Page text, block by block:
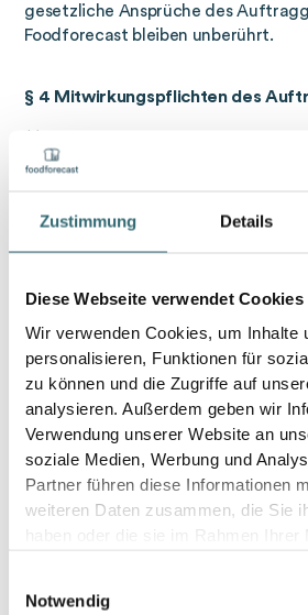
Zustimmung Details
Diese Webseite verwendet Cookies
Wir verwenden Cookies, um Inhalte
personalisieren, Funktionen für
zu können und die Zugriffe auf
analysieren. Außerdem geben wir
Verwendung unserer Website an
soziale Medien, Werbung und
Partner führen diese Informationen
weiteren Daten zusammen, die Sie
Notwendig
gesetzliche Ansprüche des
Foodforecast bleiben unberührt.
§ 4 Mitwirkungspflichten des
Sorge zu tragen, dass Foodforecast
und Unterlagen entsprechend der
(nachfolgend „Daten“ genannt)
(2) Der Auftraggeber wird
Vorgängen und Umständen in
die Leistungserbringung von
oder mittelbar von Bedeutung sind.
Vorgänge und Umstände, die erst
Vertrages bekannt werden.
(3) Der Auftraggeber wird
falsche, irreführende oder